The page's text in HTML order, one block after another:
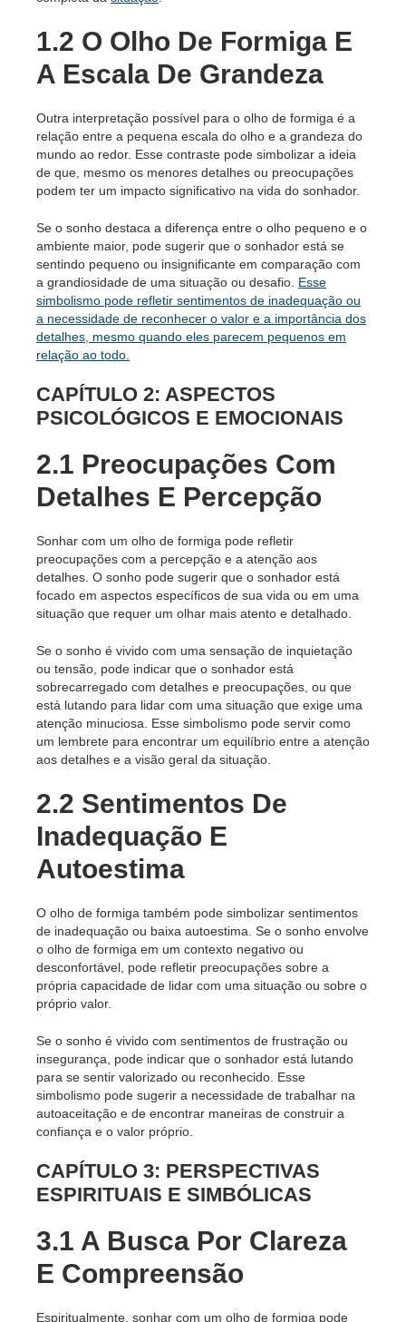
1.2 O Olho De Formiga E
A Escala De Grandeza
Outra interpretação possível para o olho de formiga é a
relação entre a pequena escala do olho e a grandeza do
mundo ao redor. Esse contraste pode simbolizar a ideia
de que, mesmo os menores detalhes ou preocupações
podem ter um impacto significativo na vida do sonhador.
Se o sonho destaca a diferença entre o olho pequeno e o
ambiente maior, pode sugerir que o sonhador está se
sentindo pequeno ou insignificante em comparação com
a grandiosidade de uma situação ou desafio. Esse
simbolismo pode refletir sentimentos de inadequação ou
a necessidade de reconhecer o valor e a importância dos
detalhes, mesmo quando eles parecem pequenos em
relação ao todo.
CAPÍTULO 2: ASPECTOS
PSICOLÓGICOS E EMOCIONAIS
2.1 Preocupações Com
Detalhes E Percepção
Sonhar com um olho de formiga pode refletir
preocupações com a percepção e a atenção aos
detalhes. O sonho pode sugerir que o sonhador está
focado em aspectos específicos de sua vida ou em uma
situação que requer um olhar mais atento e detalhado.
Se o sonho é vivido com uma sensação de inquietação
ou tensão, pode indicar que o sonhador está
sobrecarregado com detalhes e preocupações, ou que
está lutando para lidar com uma situação que exige uma
atenção minuciosa. Esse simbolismo pode servir como
um lembrete para encontrar um equilíbrio entre a atenção
aos detalhes e a visão geral da situação.
2.2 Sentimentos De
Inadequação E
Autoestima
O olho de formiga também pode simbolizar sentimentos
de inadequação ou baixa autoestima. Se o sonho envolve
o olho de formiga em um contexto negativo ou
desconfortável, pode refletir preocupações sobre a
própria capacidade de lidar com uma situação ou sobre o
próprio valor.
Se o sonho é vivido com sentimentos de frustração ou
insegurança, pode indicar que o sonhador está lutando
para se sentir valorizado ou reconhecido. Esse
simbolismo pode sugerir a necessidade de trabalhar na
autoaceitação e de encontrar maneiras de construir a
confiança e o valor próprio.
CAPÍTULO 3: PERSPECTIVAS
ESPIRITUAIS E SIMBÓLICAS
3.1 A Busca Por Clareza
E Compreensão
Espiritualmente, sonhar com um olho de formiga pode